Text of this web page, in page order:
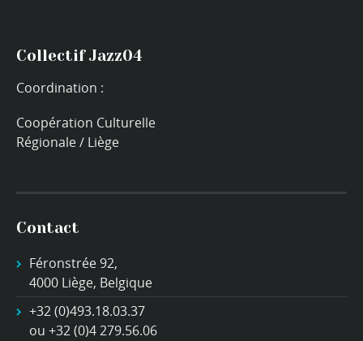
Collectif Jazz04
Coordination :
Coopération Culturelle
Régionale / Liège
Contact
Féronstrée 92,
4000 Liège, Belgique
+32 (0)493.18.03.37
ou +32 (0)4 279.56.06